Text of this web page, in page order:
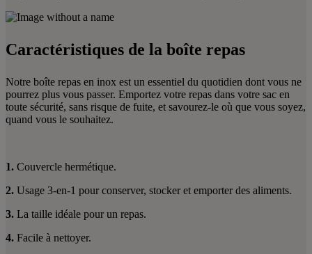
Caractéristiques de la boîte repas
Notre boîte repas en inox est un essentiel du quotidien dont vous ne
pourrez plus vous passer. Emportez votre repas dans votre sac en
toute sécurité, sans risque de fuite, et savourez-le où que vous soyez,
quand vous le souhaitez.
1. Couvercle hermétique.
2. Usage 3-en-1 pour conserver, stocker et emporter des aliments.
3. La taille idéale pour un repas.
4. Facile à nettoyer.